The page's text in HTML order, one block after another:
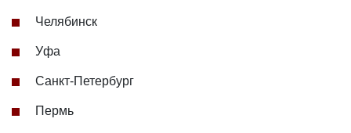
Челябинск
Уфа
Санкт-Петербург
Пермь